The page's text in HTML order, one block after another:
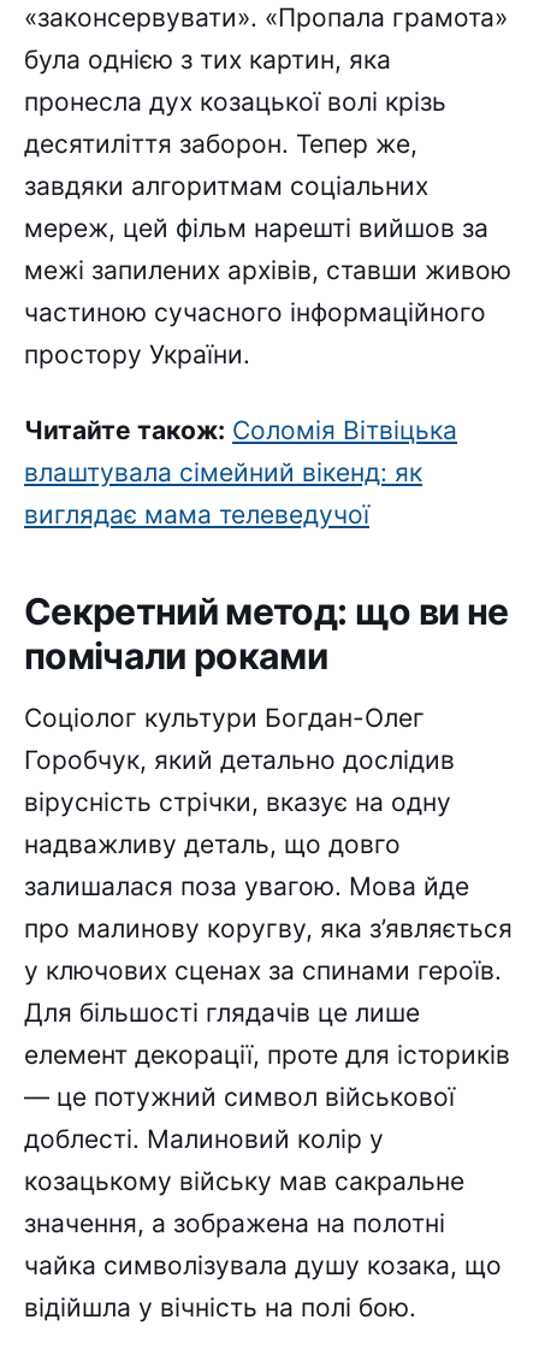
«законсервувати». «Пропала грамота»
була однією з тих картин, яка
пронесла дух козацької волі крізь
десятиліття заборон. Тепер же,
завдяки алгоритмам соціальних
мереж, цей фільм нарешті вийшов за
межі запилених архівів, ставши живою
частиною сучасного інформаційного
простору України.
Читайте також: Соломія Вітвіцька
влаштувала сімейний вікенд: як
виглядає мама телеведучої
Секретний метод: що ви не
помічали роками
Соціолог культури Богдан-Олег
Горобчук, який детально дослідив
вірусність стрічки, вказує на одну
надважливу деталь, що довго
залишалася поза увагою. Мова йде
про малинову коругву, яка з’являється
у ключових сценах за спинами героїв.
Для більшості глядачів це лише
елемент декорації, проте для істориків
— це потужний символ військової
доблесті. Малиновий колір у
козацькому війську мав сакральне
значення, а зображена на полотні
чайка символізувала душу козака, що
відійшла у вічність на полі бою.